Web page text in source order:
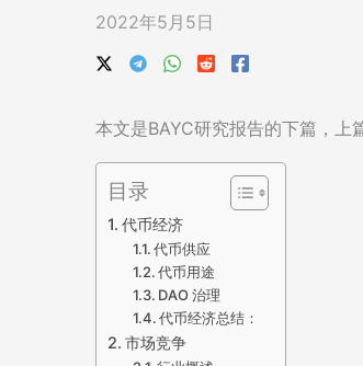
2022年5月5日
本文是BAYC研究报告的下篇，上
目录
代币经济
代币供应
代币用途
DAO 治理
代币经济总结：
市场竞争